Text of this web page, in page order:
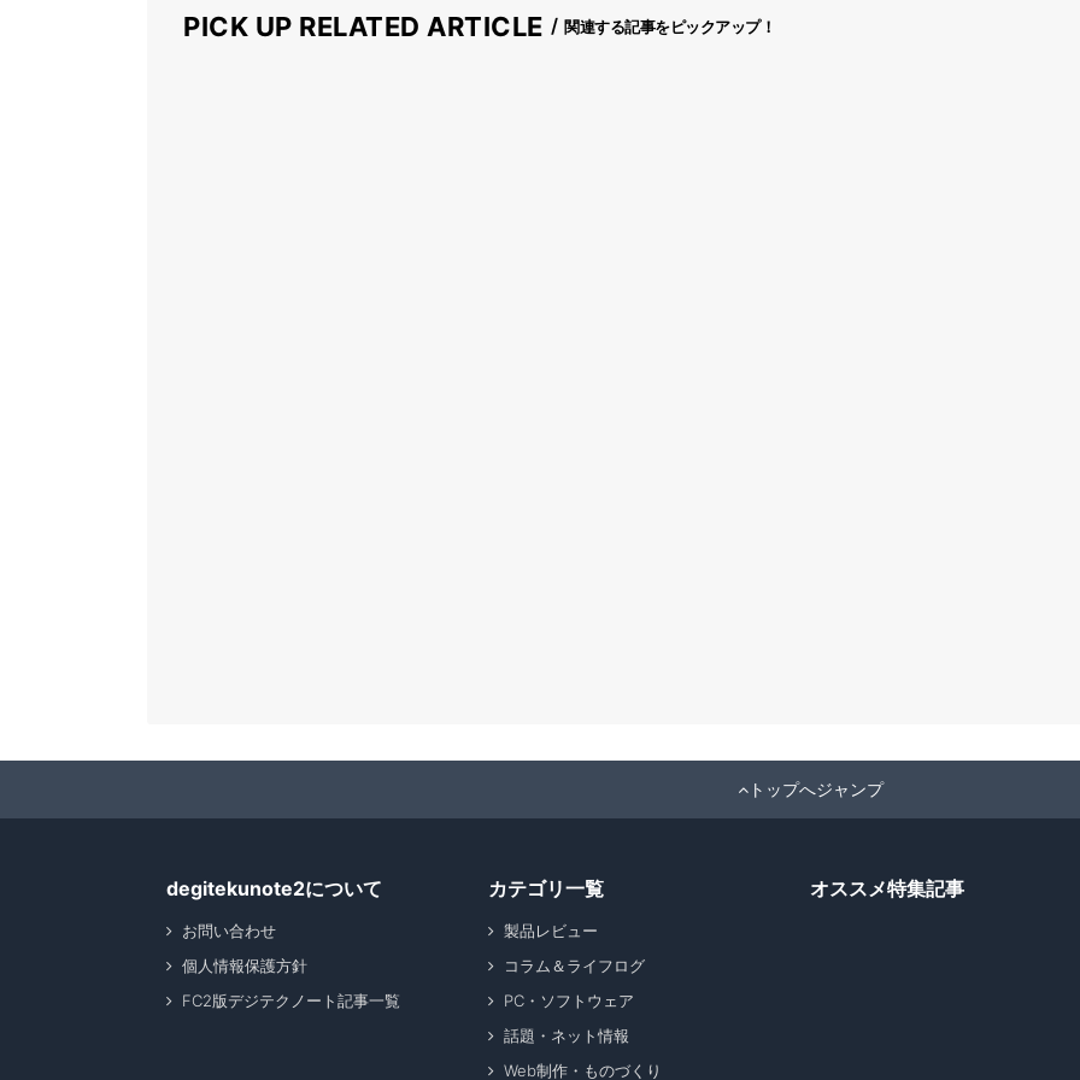
PICK UP RELATED ARTICLE 関連する記事をピックアップ！
トップへジャンプ
degitekunote2について
お問い合わせ
個人情報保護方針
FC2版デジテクノート記事一覧
カテゴリ一覧
製品レビュー
コラム＆ライフログ
PC・ソフトウェア
話題・ネット情報
Web制作・ものづくり
オススメ特集記事